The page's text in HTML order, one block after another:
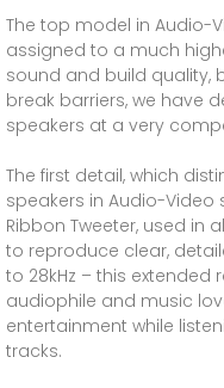
The top model in Audio-
assigned to a much
sound and build quality,
break barriers, we have
speakers at a very
The first detail, which
speakers in Audio-Video
Ribbon Tweeter, used in
to reproduce clear,
to 28kHz – this
audiophile and music
entertainment while
tracks.